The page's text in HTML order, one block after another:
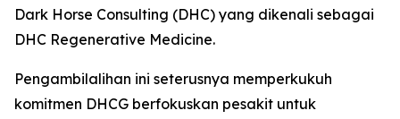
Dark Horse Consulting (DHC) yang dikenali sebagai
DHC Regenerative Medicine.
Pengambilalihan ini seterusnya memperkukuh
komitmen DHCG berfokuskan pesakit untuk